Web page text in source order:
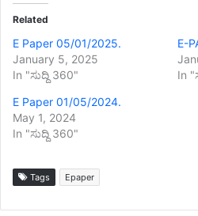
Related
E Paper 05/01/2025.
January 5, 2025
In "ಸುದ್ದಿ 360"
E-
In
E Paper 01/05/2024.
May 1, 2024
In "ಸುದ್ದಿ 360"
Tags Epaper